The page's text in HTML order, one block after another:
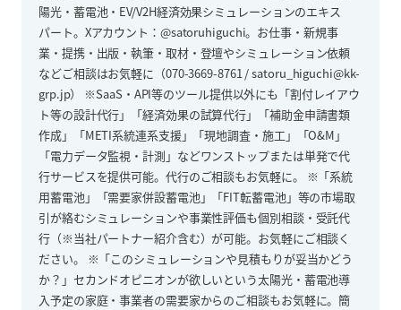
陽光・蓄電池・EV/V2H経済効果シミュレーションのエキス
パート。Xアカウント：@satoruhiguchi。お仕事・新規事
業・提携・出版・執筆・取材・登壇やシミュレーション依頼
などご相談はお気軽に（070-3669-8761 / satoru_higuchi@kk-
grp.jp） ※SaaS・API等のツール提供以外にも「割付レイアウ
ト等の設計代行」「経済効果の試算代行」「補助金申請書類
作成」「METI系統連系支援」「現地調査・施工」「O&M」
「電力データ監視・計測」などワンストップまたは単発で代
行サービスを提供可能。代行のご相談もお気軽に。 ※「系統
用蓄電池」「需要家併設蓄電池」「FIT転蓄電池」等の市場取
引が絡むシミュレーションや事業性評価も個別相談・受託代
行（※当社パートナー紹介含む）が可能。お気軽にご相談く
ださい。 ※「このシミュレーションや見積もりが妥当かどう
か？」セカンドオピニオンが欲しいという太陽光・蓄電池導
入予定の家庭・事業者の需要家からのご相談もお気軽に。簡